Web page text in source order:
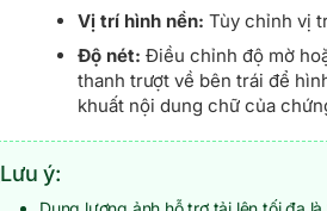
Vị trí hình nền: Tùy chỉnh vị
Độ nét: Điều chỉnh độ mờ
thanh trượt về bên trái để
khuất nội dung chữ của
Lưu ý: